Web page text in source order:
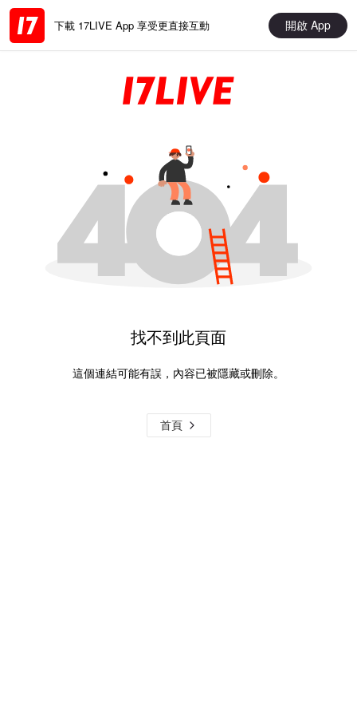
下載 17LIVE App 享受更直接互動 開啟 App
找不到此頁面
這個連結可能有誤，內容已被隱藏或刪除。
首頁